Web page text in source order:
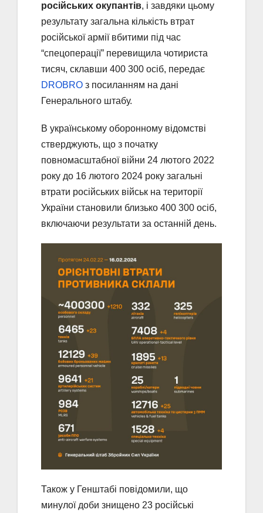
російських окупантів, і завдяки цьому
результату загальна кількість втрат
російської армії вбитими під час
“спецоперації” перевищила чотириста
тисяч, склавши 400 300 осіб, передає
DROBRO з посиланням на дані
Генерального штабу.
В українському оборонному відомстві
стверджують, що з початку
повномасштабної війни 24 лютого 2022
року до 16 лютого 2024 року загальні
втрати російських військ на території
України становили близько 400 300 осіб,
включаючи результати за останній день.
Також у Генштабі повідомили, що
минулої доби знищено 23 російські